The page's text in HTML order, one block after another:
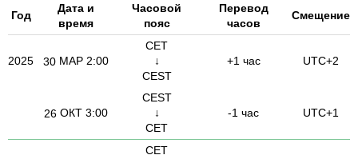
Год
Дата и
время
Часовой
пояс
Перевод
часов
Смещение
2025 30 МАР 2:00
CET
↓
CEST
+1 час UTC+2
26 ОКТ 3:00
CEST
↓
CET
-1 час UTC+1
CET